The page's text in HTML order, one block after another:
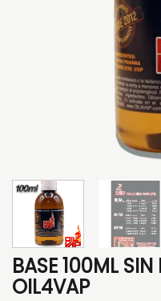
BASE 100ML
OIL4VAP